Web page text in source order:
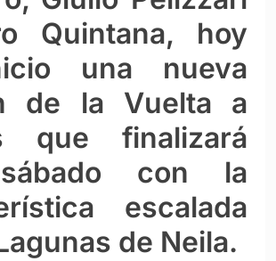
Quintana, hoy
una nueva
de la Vuelta a
que finalizará
con la
escalada
de Neila.